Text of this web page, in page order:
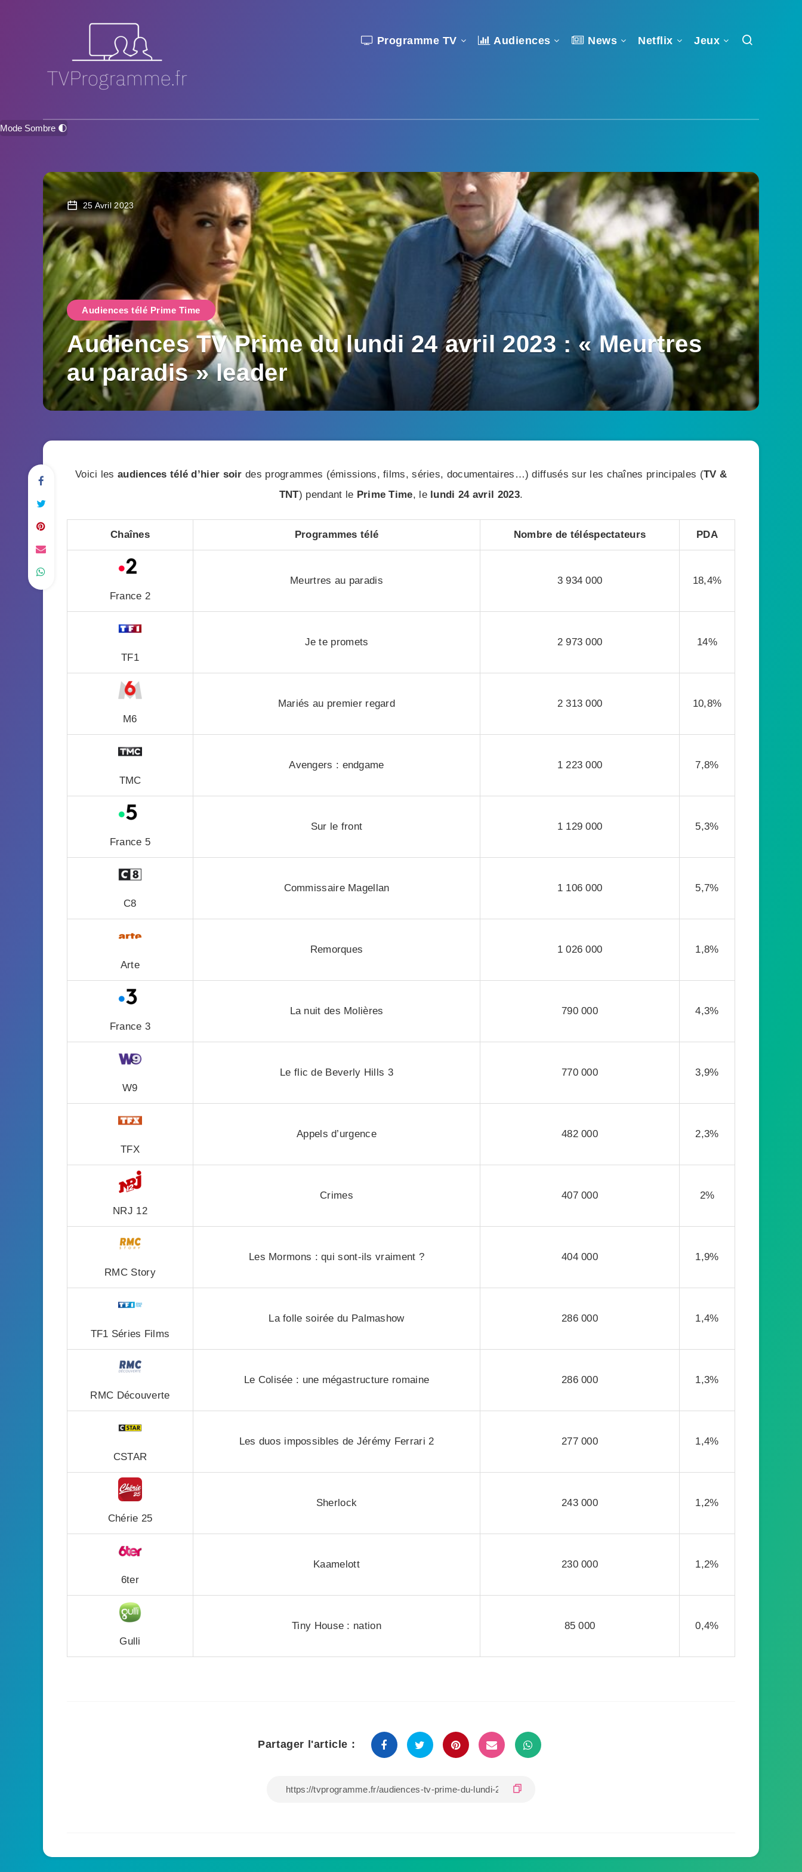
Programme TV Audiences News Netflix Jeux
Mode Sombre 🌓
25 Avril 2023
Audiences télé Prime Time
Audiences TV Prime du lundi 24 avril 2023 : « Meurtres
au paradis » leader
Voici les audiences télé d’hier soir des programmes (émissions, films, séries, documentaires…) diffusés sur les chaînes principales (TV &
TNT) pendant le Prime Time, le lundi 24 avril 2023.
Chaînes Programmes télé Nombre de téléspectateurs PDA
France 2
Meurtres au paradis 3 934 000 18,4%
TF1
Je te promets 2 973 000 14%
M6
Mariés au premier regard 2 313 000 10,8%
TMC
Avengers : endgame 1 223 000 7,8%
France 5
Sur le front 1 129 000 5,3%
C8
Commissaire Magellan 1 106 000 5,7%
Arte
Remorques 1 026 000 1,8%
France 3
La nuit des Molières 790 000 4,3%
W9
Le flic de Beverly Hills 3 770 000 3,9%
TFX
Appels d’urgence 482 000 2,3%
NRJ 12
Crimes 407 000 2%
RMC Story
Les Mormons : qui sont-ils vraiment ? 404 000 1,9%
TF1 Séries Films
La folle soirée du Palmashow 286 000 1,4%
RMC Découverte
Le Colisée : une mégastructure romaine 286 000 1,3%
CSTAR
Les duos impossibles de Jérémy Ferrari 2 277 000 1,4%
Chérie 25
Sherlock 243 000 1,2%
6ter
Kaamelott 230 000 1,2%
Gulli
Tiny House : nation 85 000 0,4%
Partager l'article :
vie privée